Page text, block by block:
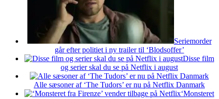
Seriemorder
går efter politiet i ny trailer til ‘Blodsoffer’
Disse film
og serier skal du se på Netflix i august
Alle sæsoner af ‘The Tudors’ er nu på Netflix Danmark
‘Monsteret